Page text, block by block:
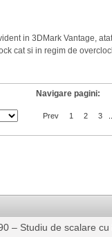
in 3DMark Vantage,
cat si in regim de
Navigare pagini:
Prev 1 2 3
– Studiu de scalare cu